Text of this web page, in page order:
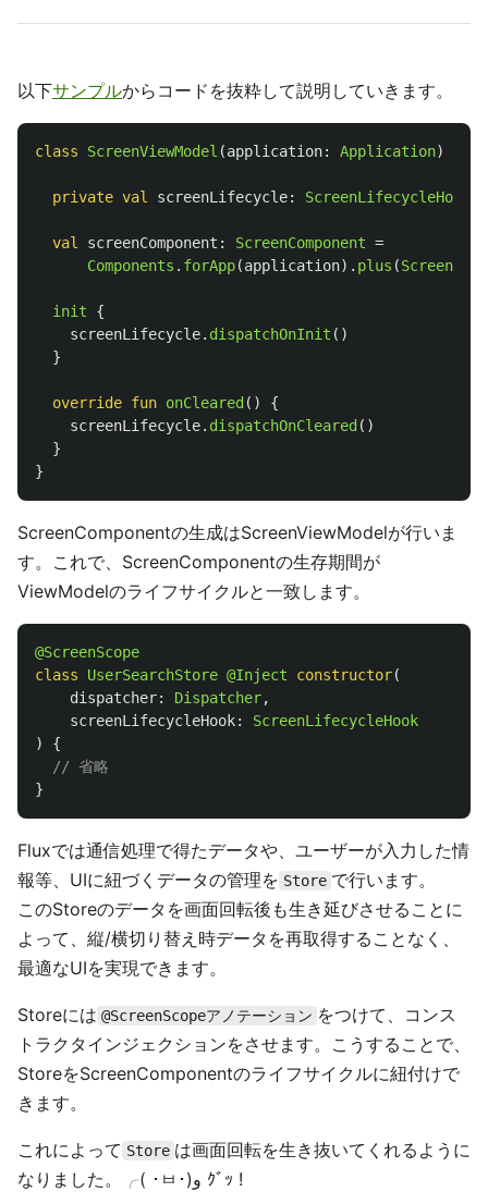
以下サンプルからコードを抜粋して説明していきます。
class ScreenViewModel (application: Application)
private val screenLifecycle: ScreenLifecycleHook
val screenComponent : ScreenComponent =
Components . forApp(application). plus (
init
{
screenLifecycle. dispatchOnInit ()
}
override fun onCleared ()
{
screenLifecycle. dispatchOnCleared ()
}
}
ScreenComponentの生成はScreenViewModelが行いま
す。これで、ScreenComponentの生存期間が
ViewModelのライフサイクルと一致します。
@ScreenScope
class
UserSearchStore @Inject constructor(
dispatcher: Dispatcher,
screenLifecycleHook:
ScreenLifecycleHook
)
{
// 省略
}
Fluxでは通信処理で得たデータや、ユーザーが入力した情
報等、UIに紐づくデータの管理を Store で行います。
このStoreのデータを画面回転後も生き延びさせることに
よって、縦/横切り替え時データを再取得することなく、
最適なUIを実現できます。
Storeには @ScreenScopeアノテーション をつけて、コンス
トラクタインジェクションをさせます。こうすることで、
StoreをScreenComponentのライフサイクルに紐付けで
きます。
これによって Store は画面回転を生き抜いてくれるように
なりました。╭( ･ㅂ･)و ｸﾞｯ !